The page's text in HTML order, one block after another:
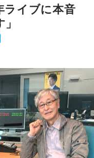
時～20時
ライブに本音